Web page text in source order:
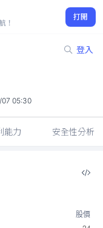
！
打開
登入
05:30
能力 安全性分析